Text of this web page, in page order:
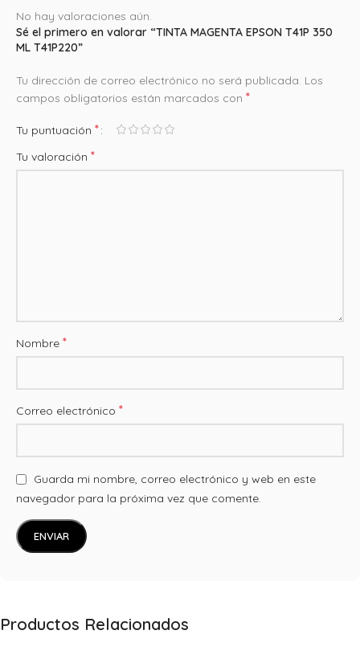
No hay valoraciones aún.
Sé el primero en valorar “TINTA MAGENTA EPSON T41P 350
ML T41P220”
Tu dirección de correo electrónico no será publicada. Los
campos obligatorios están marcados con *
Tu puntuación *
Tu valoración *
Nombre *
Correo electrónico *
Guarda mi nombre, correo electrónico y web en este
navegador para la próxima vez que comente.
Productos Relacionados